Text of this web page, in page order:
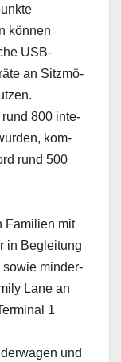
kön­nen
USB-
an Sitzmö­
rund 800 inte­
kom­
rund 500
Fam­i­lien mit
in Begleitung
sowie min­der­
Lane an
1
und